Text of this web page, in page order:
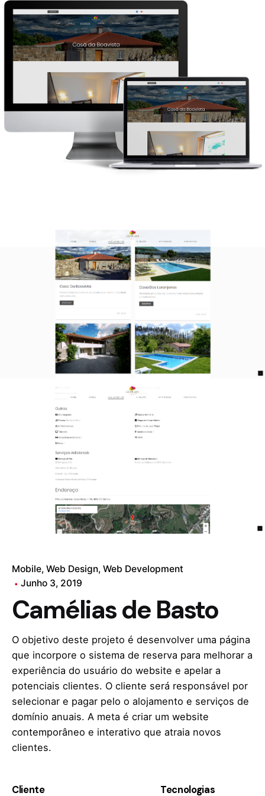
Mobile Web Design Web Development
Junho 3, 2019
Camélias de Basto
O objetivo deste projeto é desenvolver uma página
que incorpore o sistema de reserva para melhorar a
experiência do usuário do website e apelar a
potenciais clientes. O cliente será responsável por
selecionar e pagar pelo o alojamento e serviços de
domínio anuais. A meta é criar um website
contemporâneo e interativo que atraia novos
clientes.
Cliente Tecnologias